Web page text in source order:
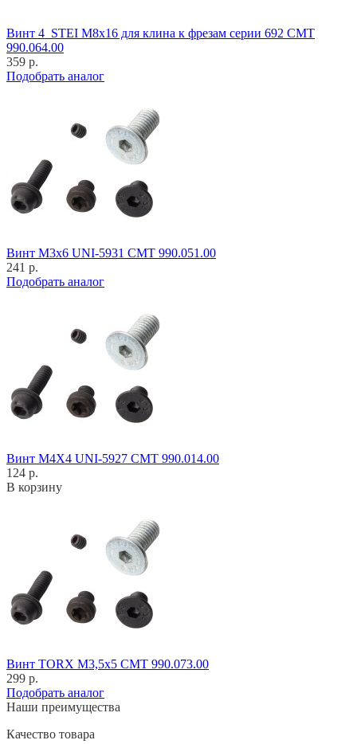
Винт 4_STEI M8x16 для клина к фрезам серии 692 CMT
990.064.00
359 р.
Подобрать аналог
Винт M3x6 UNI-5931 CMT 990.051.00
241 р.
Подобрать аналог
Винт M4X4 UNI-5927 CMT 990.014.00
124 р.
В корзину
Винт TORX M3,5x5 CMT 990.073.00
299 р.
Подобрать аналог
Наши преимущества
Качество товара